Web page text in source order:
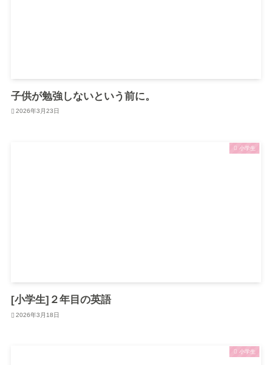
子供が勉強しないという前に。
2026年3月23日
小学生
[小学生]２年目の英語
2026年3月18日
小学生